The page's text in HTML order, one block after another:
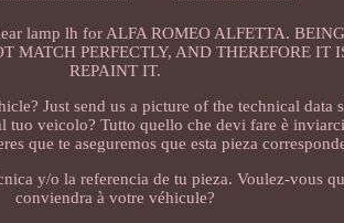
lamp lh for ALFA ROMEO ALFETTA.
MATCH PERFECTLY, AND THEREFORE IT
REPAINT IT.
Just send us a picture of the technical data
tuo veicolo? Tutto quello che devi fare è
que te aseguremos que esta pieza
y/o la referencia de tu pieza. Voulez-vous
conviendra à votre véhicule?